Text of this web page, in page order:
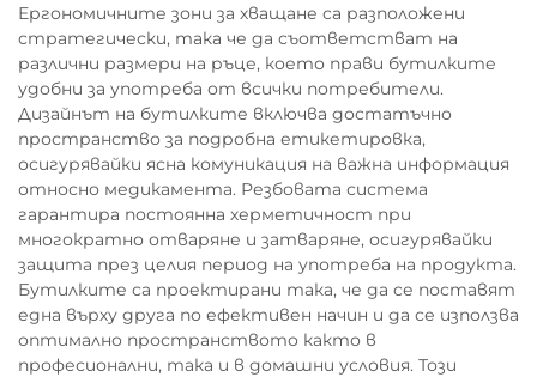
Ергономичните зони за хващане са разположени
стратегически, така че да съответстват на
различни размери на ръце, което прави бутилките
удобни за употреба от всички потребители.
Дизайнът на бутилките включва достатъчно
пространство за подробна етикетировка,
осигурявайки ясна комуникация на важна информация
относно медикамента. Резбовата система
гарантира постоянна херметичност при
многократно отваряне и затваряне, осигурявайки
защита през целия период на употреба на продукта.
Бутилките са проектирани така, че да се поставят
една върху друга по ефективен начин и да се използва
оптимално пространството както в
професионални, така и в домашни условия. Този